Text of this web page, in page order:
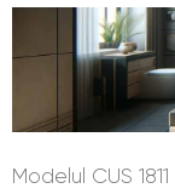
Modelul CUS 1811